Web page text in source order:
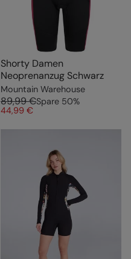
Shorty Damen
Neoprenanzug Schwarz
Mountain Warehouse
89,99 €Spare 50%
44,99 €